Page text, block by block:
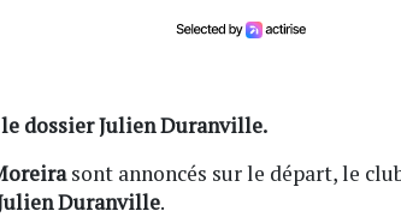
le dossier Julien Duranville.
sont annoncés sur le départ, le
Duranville.